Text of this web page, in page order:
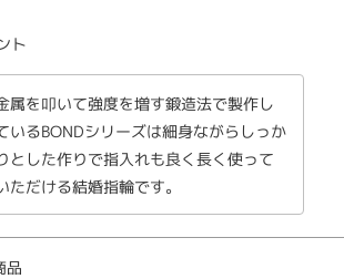
ナ900
ナ900
ジリング。鋳造法よりも硬く曲がりにくいのが特徴
ト
属を叩いて強度を増す鍛造法で製作し
いるBONDシリーズは細身ながらしっか
とした作りで指入れも良く長く使って
ただける結婚指輪です。
品